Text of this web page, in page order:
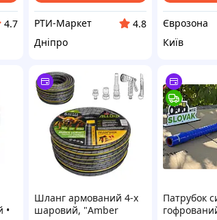
4.7
РТИ-Маркет
4.8
Дніпро
Єврозона
Київ
•
Шланг армований 4-х
шаровий, "Amber
Патрубок